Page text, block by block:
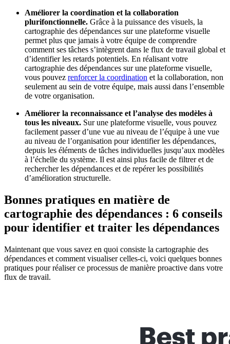
Améliorer la coordination et la collaboration
plurifonctionnelle. Grâce à la puissance des visuels, la
cartographie des dépendances sur une plateforme visuelle
permet plus que jamais à votre équipe de comprendre
comment ses tâches s’intègrent dans le flux de travail global et
d’identifier les retards potentiels. En réalisant votre
cartographie des dépendances sur une plateforme visuelle,
vous pouvez renforcer la coordination et la collaboration, non
seulement au sein de votre équipe, mais aussi dans l’ensemble
de votre organisation.
Améliorer la reconnaissance et l’analyse des modèles à
tous les niveaux. Sur une plateforme visuelle, vous pouvez
facilement passer d’une vue au niveau de l’équipe à une vue
au niveau de l’organisation pour identifier les dépendances,
depuis les éléments de tâches individuelles jusqu’aux modèles
à l’échelle du système. Il est ainsi plus facile de filtrer et de
rechercher les dépendances et de repérer les possibilités
d’amélioration structurelle.
Bonnes pratiques en matière de
cartographie des dépendances : 6 conseils
pour identifier et traiter les dépendances
Maintenant que vous savez en quoi consiste la cartographie des
dépendances et comment visualiser celles-ci, voici quelques bonnes
pratiques pour réaliser ce processus de manière proactive dans votre
flux de travail.